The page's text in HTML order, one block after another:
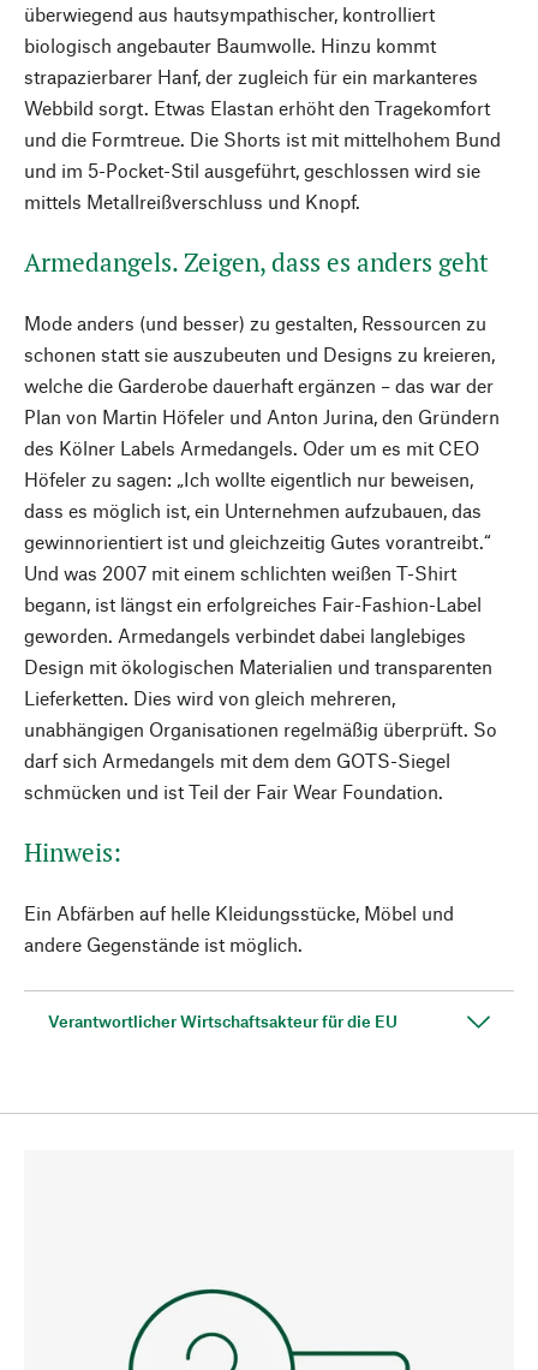
überwiegend aus hautsympathischer, kontrolliert
biologisch angebauter Baumwolle. Hinzu kommt
strapazierbarer Hanf, der zugleich für ein markanteres
Webbild sorgt. Etwas Elastan erhöht den Tragekomfort
und die Formtreue. Die Shorts ist mit mittelhohem Bund
und im 5-Pocket-Stil ausgeführt, geschlossen wird sie
mittels Metallreißverschluss und Knopf.
Armedangels. Zeigen, dass es anders geht
Mode anders (und besser) zu gestalten, Ressourcen zu
schonen statt sie auszubeuten und Designs zu kreieren,
welche die Garderobe dauerhaft ergänzen – das war der
Plan von Martin Höfeler und Anton Jurina, den Gründern
des Kölner Labels Armedangels. Oder um es mit CEO
Höfeler zu sagen: „Ich wollte eigentlich nur beweisen,
dass es möglich ist, ein Unternehmen aufzubauen, das
gewinnorientiert ist und gleichzeitig Gutes vorantreibt.“
Und was 2007 mit einem schlichten weißen T-Shirt
begann, ist längst ein erfolgreiches Fair-Fashion-Label
geworden. Armedangels verbindet dabei langlebiges
Design mit ökologischen Materialien und transparenten
Lieferketten. Dies wird von gleich mehreren,
unabhängigen Organisationen regelmäßig überprüft. So
darf sich Armedangels mit dem dem GOTS-Siegel
schmücken und ist Teil der Fair Wear Foundation.
Hinweis:
Ein Abfärben auf helle Kleidungsstücke, Möbel und
andere Gegenstände ist möglich.
Verantwortlicher Wirtschaftsakteur für die EU